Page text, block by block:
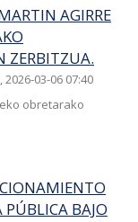
AGIRRE
ZERBITZUA.
2026-03-06 07:40
obretarako
BAJO